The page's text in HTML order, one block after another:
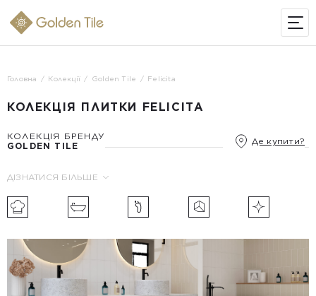
Головна Колекції Golden Tile Felicita
КОЛЕКЦІЯ ПЛИТКИ FELICITA
КОЛЕКЦІЯ БРЕНДУ
GOLDEN TILE
Де купити?
ДІЗНАТИСЯ БІЛЬШЕ